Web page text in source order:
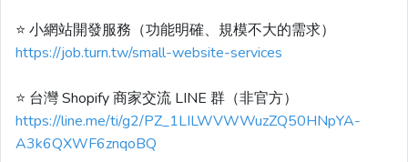
⭐️ 小網站開發服務（功能明確、規模不大的需求）
https://job.turn.tw/small-website-services
⭐️ 台灣 Shopify 商家交流 LINE 群（非官方）
https://line.me/ti/g2/PZ_1LILWVWWuzZQ50HNpYA-
A3k6QXWF6znqoBQ